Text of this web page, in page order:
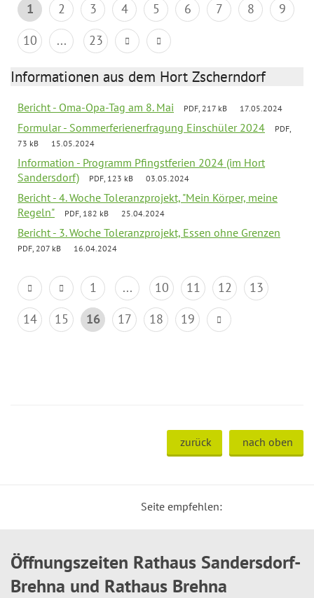
1 2 3 4 5 6 7 8
9
10
... 23
Informationen aus dem Hort Zscherndorf
Bericht - Oma-Opa-Tag am 8. Mai PDF, 217 kB 17.05.2024
Formular - Sommerferienerfragung Einschüler 2024
PDF,
73 kB
15.05.2024
Information - Programm Pfingstferien 2024 (im Hort
Sandersdorf)
PDF, 123 kB 03.05.2024
Bericht - 4. Woche Toleranzprojekt, "Mein Körper, meine
Regeln"
PDF, 182 kB 25.04.2024
Bericht - 3. Woche Toleranzprojekt, Essen ohne Grenzen
PDF, 207 kB 16.04.2024
1 ... 10 11 12
13
14
15 16 17 18 19
zurück nach oben
Seite empfehlen:
Öffnungszeiten Rathaus Sandersdorf-
Brehna und Rathaus Brehna